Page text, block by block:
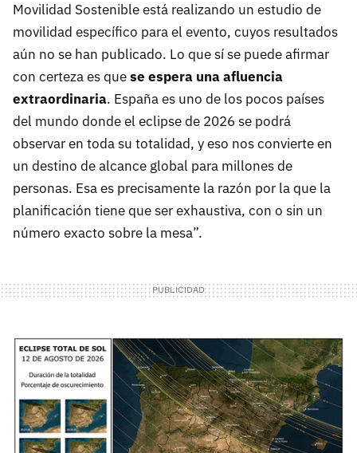
Movilidad Sostenible está realizando un estudio de
movilidad específico para el evento, cuyos resultados
aún no se han publicado. Lo que sí se puede afirmar
con certeza es quese espera una afluencia
extraordinaria. España es uno de los pocos países
del mundo donde el eclipse de 2026 se podrá
observar en toda su totalidad, y eso nos convierte en
un destino de alcance global para millones de
personas. Esa es precisamente la razón por la que la
planificación tiene que ser exhaustiva, con o sin un
número exacto sobre la mesa”.